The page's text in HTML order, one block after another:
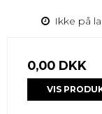
Ikke på
0,00 DKK
VIS